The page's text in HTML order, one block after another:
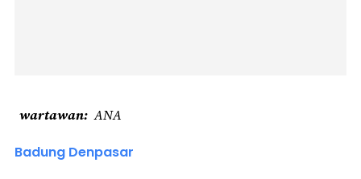
wartawan ANA
Badung Denpasar